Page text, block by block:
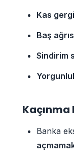
Kas
Baş
Sindirim
Kaçınma
Banka